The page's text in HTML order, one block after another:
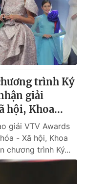
Việt
bằng AI
trình Ký
giải
hội, Khoa...
giải VTV Awards
- Xã hội, Khoa
chương trình Ký...